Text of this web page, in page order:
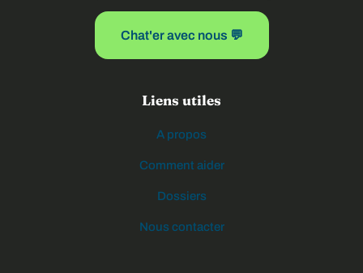
Chat'er avec nous 💬
Liens utiles
A propos
Comment aider
Dossiers
Nous contacter